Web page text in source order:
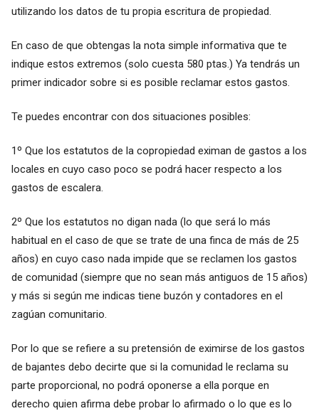
utilizando los datos de tu propia escritura de propiedad.
En caso de que obtengas la nota simple informativa que te
indique estos extremos (solo cuesta 580 ptas.) Ya tendrás un
primer indicador sobre si es posible reclamar estos gastos.
Te puedes encontrar con dos situaciones posibles:
1º Que los estatutos de la copropiedad eximan de gastos a los
locales en cuyo caso poco se podrá hacer respecto a los
gastos de escalera.
2º Que los estatutos no digan nada (lo que será lo más
habitual en el caso de que se trate de una finca de más de 25
años) en cuyo caso nada impide que se reclamen los gastos
de comunidad (siempre que no sean más antiguos de 15 años)
y más si según me indicas tiene buzón y contadores en el
zagúan comunitario.
Por lo que se refiere a su pretensión de eximirse de los gastos
de bajantes debo decirte que si la comunidad le reclama su
parte proporcional, no podrá oponerse a ella porque en
derecho quien afirma debe probar lo afirmado o lo que es lo